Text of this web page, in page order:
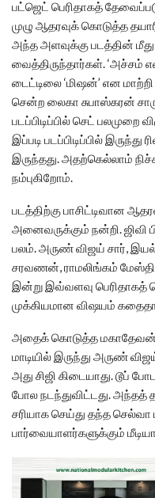
பட்ஜெட் பெரிதாகத்
முழு ஆதரவுக் கொடுத்த
அந்த அளவுக்கு படத்தின்
வைத்திருந்தார்கள். ‘அச்சம்
டைட்டிலை ‘மிஷன்’ என
சென்ற லைகா சுபாஸ்கரன்
படப்பிடிப்பில் செட்
இப்படி படப்பிடிப்பில்
இருந்தது. அதற்கெல்லாம்
நம்புகிறோம்.
படத்திற்கு பாசிட்டிவான
அனைவருக்கும் நன்றி. ஜிவி
பலம். அருண் விஜய் சார்,
சரவணன், ராமலிங்கம்
இன்று இவ்வளவு பெரிதாகத்
முக்கியமான விஷயம்
அதைக் கொடுத்த மகாதேவன்
மாடியில் இருந்து அருண்
அது சிஜி கிடையாது. டூப்
போல நடந்துவிட்டது. அந்தத்
சரியாக செய்து தந்த செல்வா
பார்வையாளர்களுக்கும்